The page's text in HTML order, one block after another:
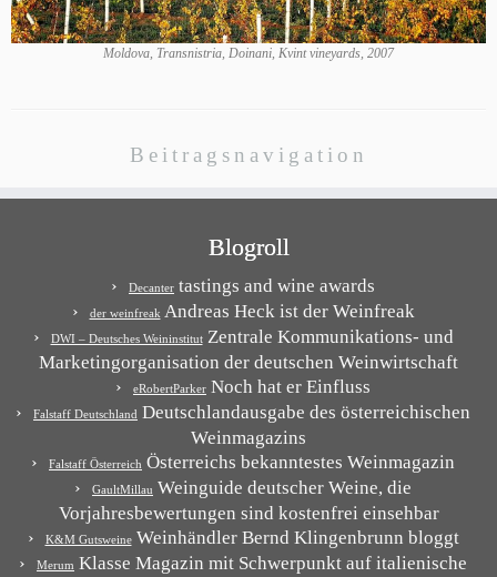
Moldova, Transnistria, Doinani, Kvint vineyards, 2007
Beitragsnavigation
Blogroll
Decanter tastings and wine awards
der weinfreakAndreas Heck ist der Weinfreak
DWI – Deutsches WeininstitutZentrale Kommunikations- und
Marketingorganisation der deutschen Weinwirtschaft
eRobertParker Noch hat er Einfluss
Falstaff Deutschland Deutschlandausgabe des österreichischen
Weinmagazins
Falstaff Österreich Österreichs bekanntestes Weinmagazin
GaultMillau Weinguide deutscher Weine, die
Vorjahresbewertungen sind kostenfrei einsehbar
K&M GutsweineWeinhändler Bernd Klingenbrunn bloggt
Merum Klasse Magazin mit Schwerpunkt auf italienische